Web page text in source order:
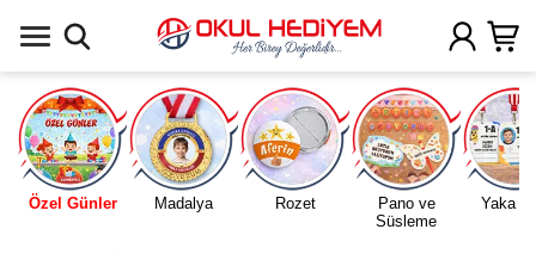
Özel Günler Madalya Rozet
Pano ve
Süsleme
Yaka
Uygulamada Aç